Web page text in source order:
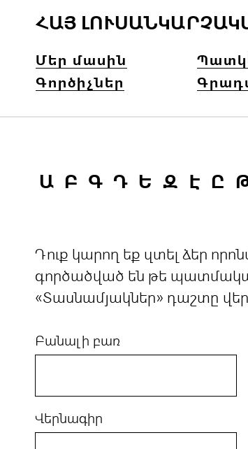
ՀԱՅ
Մեր մասին
Գործիչներ
Ա Բ Գ Դ Ե Զ Է Ը
Դուք կարող եք զտել ձեր
գործածված են թե
«Տասնամյակներ» դաշտը
Բանալի բառ
Վերնագիր